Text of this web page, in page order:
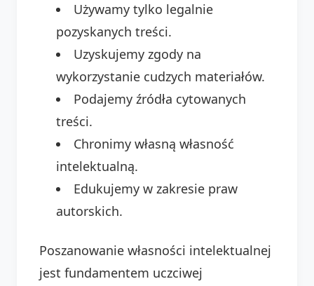
Używamy tylko legalnie
pozyskanych treści.
Uzyskujemy zgody na
wykorzystanie cudzych materiałów.
Podajemy źródła cytowanych
treści.
Chronimy własną własność
intelektualną.
Edukujemy w zakresie praw
autorskich.
Poszanowanie własności intelektualnej
jest fundamentem uczciwej